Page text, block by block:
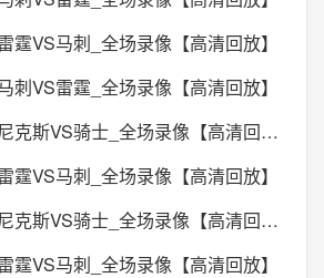
霆VS马刺_全场录像【高清回放】
刺VS雷霆_全场录像【高清回放】
2026年05月26日 尼克斯VS骑士_全场录像【高清回放】
霆VS马刺_全场录像【高清回放】
2026年05月24日 尼克斯VS骑士_全场录像【高清回放】
霆VS马刺_全场录像【高清回放】